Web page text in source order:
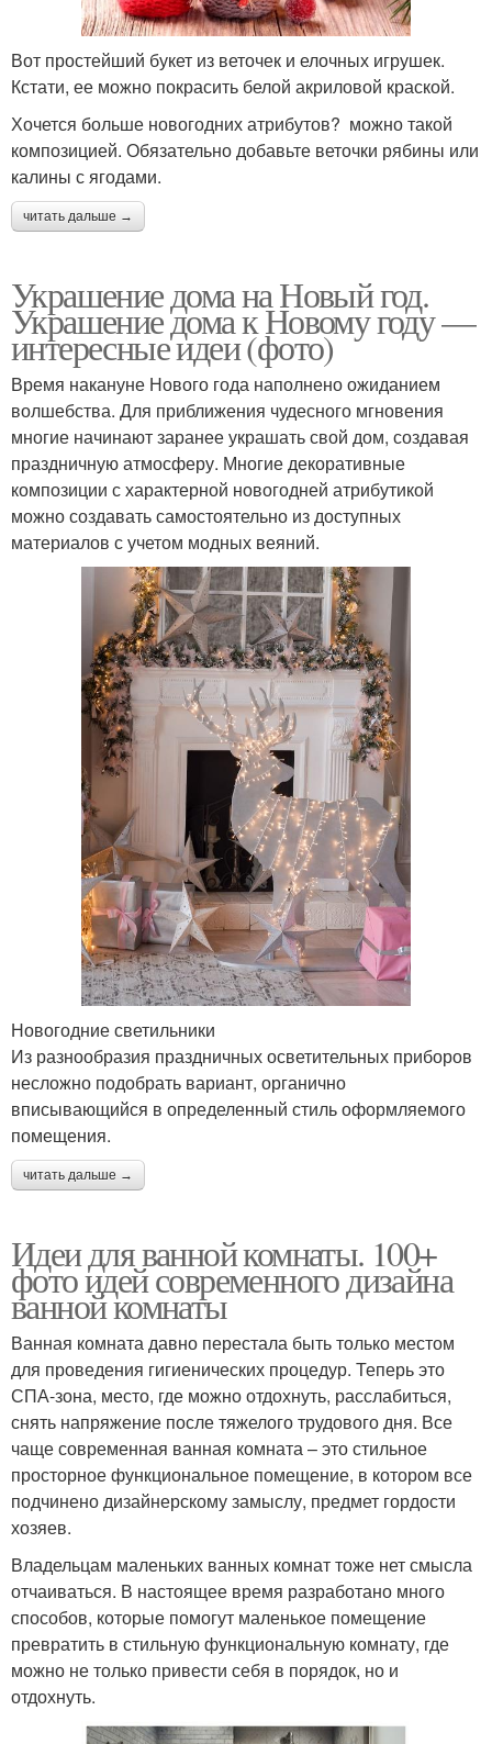
Вот простейший букет из веточек и елочных игрушек.
Кстати, ее можно покрасить белой акриловой краской.
Хочется больше новогодних атрибутов? можно такой
композицией. Обязательно добавьте веточки рябины или
калины с ягодами.
читать дальше →
Украшение дома на Новый год.
Украшение дома к Новому году —
интересные идеи (фото)
Время накануне Нового года наполнено ожиданием
волшебства. Для приближения чудесного мгновения
многие начинают заранее украшать свой дом, создавая
праздничную атмосферу. Многие декоративные
композиции с характерной новогодней атрибутикой
можно создавать самостоятельно из доступных
материалов с учетом модных веяний.
Новогодние светильники
Из разнообразия праздничных осветительных приборов
несложно подобрать вариант, органично
вписывающийся в определенный стиль оформляемого
помещения.
читать дальше →
Идеи для ванной комнаты. 100+
фото идей современного дизайна
ванной комнаты
Ванная комната давно перестала быть только местом
для проведения гигиенических процедур. Теперь это
СПА-зона, место, где можно отдохнуть, расслабиться,
снять напряжение после тяжелого трудового дня. Все
чаще современная ванная комната – это стильное
просторное функциональное помещение, в котором все
подчинено дизайнерскому замыслу, предмет гордости
хозяев.
Владельцам маленьких ванных комнат тоже нет смысла
отчаиваться. В настоящее время разработано много
способов, которые помогут маленькое помещение
превратить в стильную функциональную комнату, где
можно не только привести себя в порядок, но и
отдохнуть.